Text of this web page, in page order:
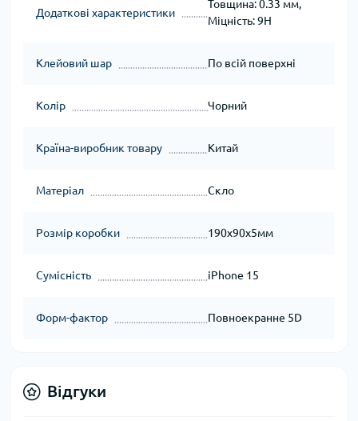
Додаткові характеристики
Товщина: 0.33 мм,
Міцність: 9H
Клейовий шар По всій поверхні
Колір Чорний
Країна-виробник товару Китай
Матеріал Скло
Розмір коробки 190x90x5мм
Сумісність iPhone 15
Форм-фактор Повноекранне 5D
Відгуки